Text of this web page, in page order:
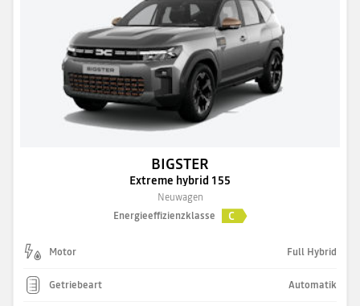
BIGSTER
Extreme hybrid 155
Neuwagen
Energieeffizienzklasse
C
Motor Full Hybrid
Getriebeart Automatik